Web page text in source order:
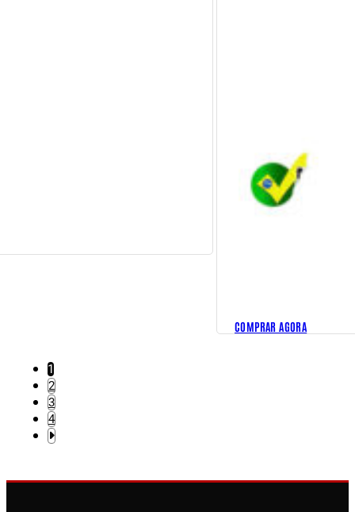
COMPRAR AGORA
1
2
3
4